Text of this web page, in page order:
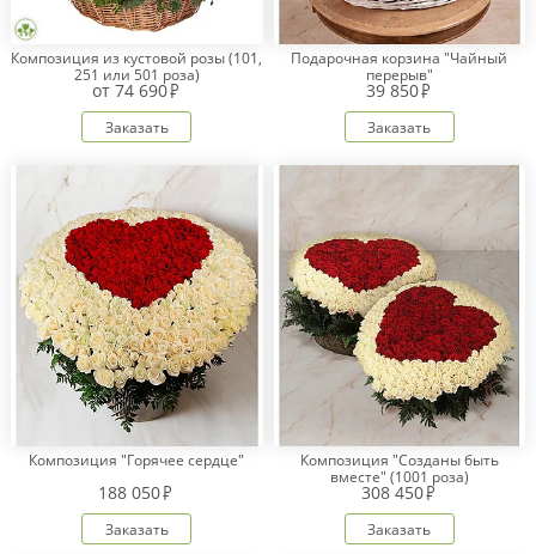
Композиция из кустовой розы (101,
251 или 501 роза)
от 74 690
Заказать
Подарочная корзина "Чайный
перерыв"
39 850
Заказать
Композиция "Горячее сердце"
188 050
Заказать
Композиция "Созданы быть
вместе" (1001 роза)
308 450
Заказать